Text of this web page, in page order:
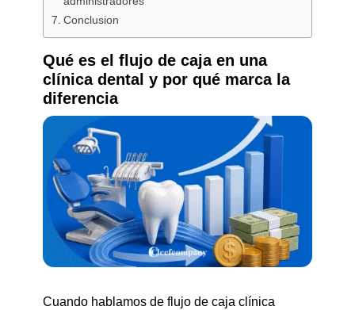
Conclusion
Qué es el flujo de caja en una
clínica dental y por qué marca la
diferencia
Cuando hablamos de flujo de caja clínica